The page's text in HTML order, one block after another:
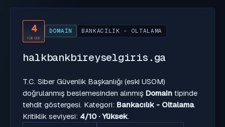
4
YÜKSEK
DOMAIN BANKACILIK - OLTALAMA
halkbankbireyselgiris.ga
T.C. Siber Güvenlik Başkanlığı (eski USOM)
doğrulanmış beslemesinden alınmış Domain tipinde
tehdit göstergesi. Kategori: Bankacılık - Oltalama.
Kritiklik seviyesi: 4/10 · Yüksek.